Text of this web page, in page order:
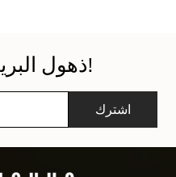
ذهول البريد الإلكتروني!
اشترك